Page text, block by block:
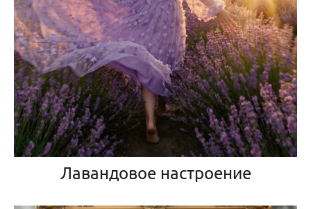
Лавандовое настроение